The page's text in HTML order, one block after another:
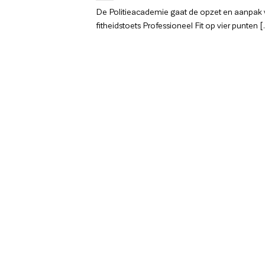
De Politieacademie gaat de opzet en aanpak
fitheidstoets Professioneel Fit op vier punten